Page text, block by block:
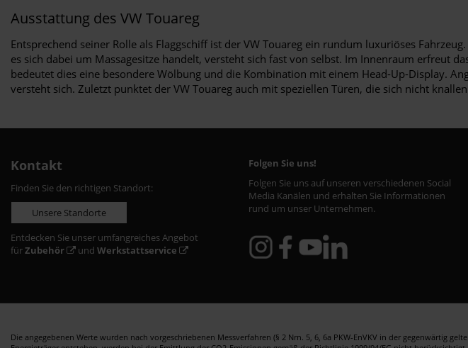
Ausstattung des VW Touareg
Entsprechend seiner Rolle als Flaggschiff ist der VW Touareg ein rundum luxuriöses
es sich dabei um Massagesitze handelt, versteht sich fast von selbst. Im Innenraum erfreut
bedeutet dies eine besondere Wölbung und die Kombination mit einem Head-Up-Display.
versteht sich. Zuletzt punktet der VW Touareg auch mit speziellen Türen, die sich nicht
Kontakt
Finden Sie den richtigen Standort:
Unsere Standorte
Entdecken Sie unser umfangreiches Angebot
fürZubehör und Werkstattservice
Folgen Sie uns!
Folgen Sie uns auf unseren verschiedenen Social
Media Kanälen und erhalten Sie Informationen
rund um unser Unternehmen.
Die angegebenen Werte wurden nach vorgeschriebenen Messverfahren (§ 2 Nrn. 5, 6, 6a PKW-EnVKV in der gegenwärtig